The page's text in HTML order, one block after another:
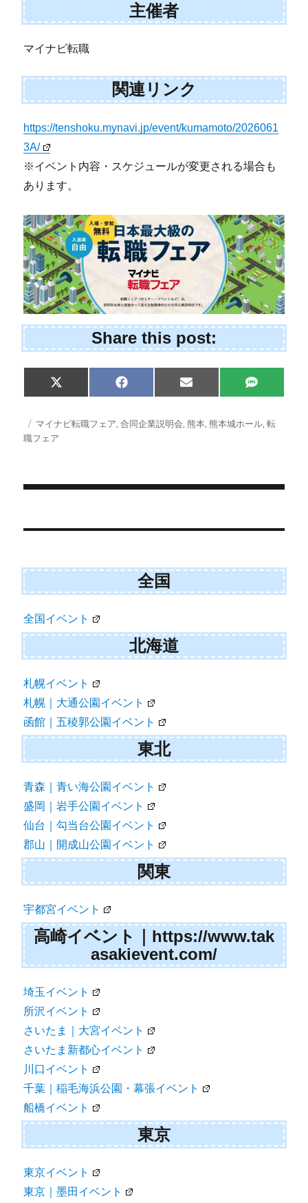
主催者
マイナビ転職
関連リンク
https://tenshoku.mynavi.jp/event/kumamoto/2026061
3A/
※イベント内容・スケジュールが変更される場合も
あります。
Share this post:
Share
on
X
(
w
i
)
Share
on
F
a
e
b
Share
on
E
m
i
l
Share
on
S
M
投
稿
タ
グ
マイナビ転職フェア,合同企業説明会, 熊本, 熊本城ホール,転
職フェア
稿
ナ
ビ
ゲ
ー
シ
ョ
ン
全国
全国イベント
北海道
札幌イベント
札幌｜大通公園イベント
函館｜五稜郭公園イベント
東北
青森｜青い海公園イベント
盛岡｜岩手公園イベント
仙台｜勾当台公園イベント
郡山｜開成山公園イベント
関東
宇都宮イベント
高崎イベント｜https://www.tak
asakievent.com/
埼玉イベント
所沢イベント
さいたま｜大宮イベント
さいたま新都心イベント
川口イベント
千葉｜稲毛海浜公園・幕張イベント
船橋イベント
東京
東京イベント
東京｜墨田イベント